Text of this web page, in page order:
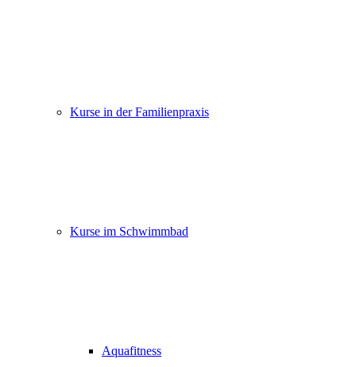
Kurse in der Familienpraxis
Kurse im Schwimmbad
Aquafitness